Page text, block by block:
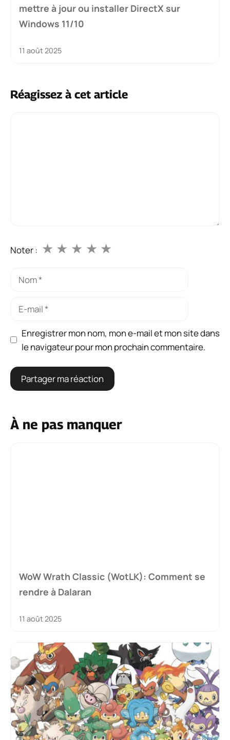
mettre à jour ou installer DirectX sur
Windows 11/10
11 août 2025
Réagissez à cet article
Noter : ★
★
★
★
★
Nom
Enregistrer mon nom, mon e-mail et mon site dans
le navigateur pour mon prochain commentaire.
À ne pas manquer
WoW Wrath Classic (WotLK): Comment se
rendre à Dalaran
11 août 2025